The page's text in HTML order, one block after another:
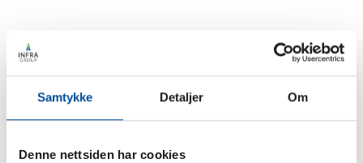
Samtykke Detaljer Om
Denne nettsiden har cookies